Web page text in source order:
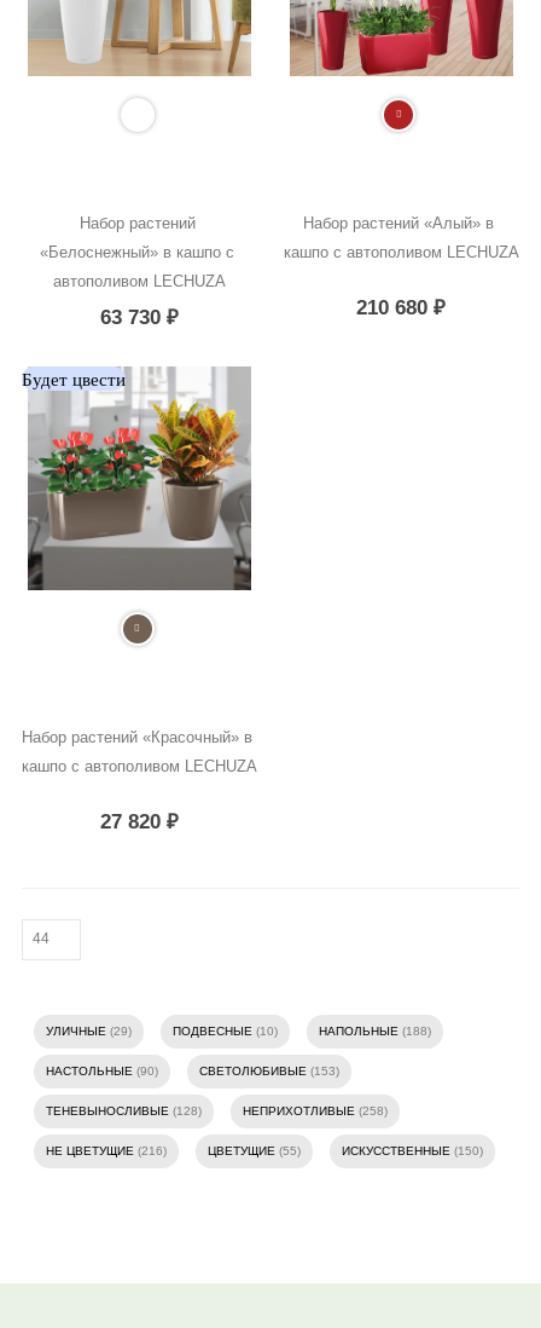
Набор растений
«Белоснежный» в кашпо с
автополивом LECHUZA
63 730₽
Набор растений «Алый» в
кашпо с автополивом LECHUZA
210 680₽
Будет цвести
Набор растений «Красочный» в
кашпо с автополивом LECHUZA
27 820₽
УЛИЧНЫЕ (29) ПОДВЕСНЫЕ (10) НАПОЛЬНЫЕ (188)
НАСТОЛЬНЫЕ (90) СВЕТОЛЮБИВЫЕ (153)
ТЕНЕВЫНОСЛИВЫЕ (128) НЕПРИХОТЛИВЫЕ (258)
НЕ ЦВЕТУЩИЕ (216) ЦВЕТУЩИЕ (55) ИСКУССТВЕННЫЕ (150)